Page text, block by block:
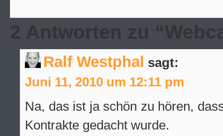
2 Antworten zu
Ralf Westphal sagt:
Juni 11, 2010 um 12:11 pm
Na, das ist ja schön zu hören,
Kontrakte gedacht wurde.